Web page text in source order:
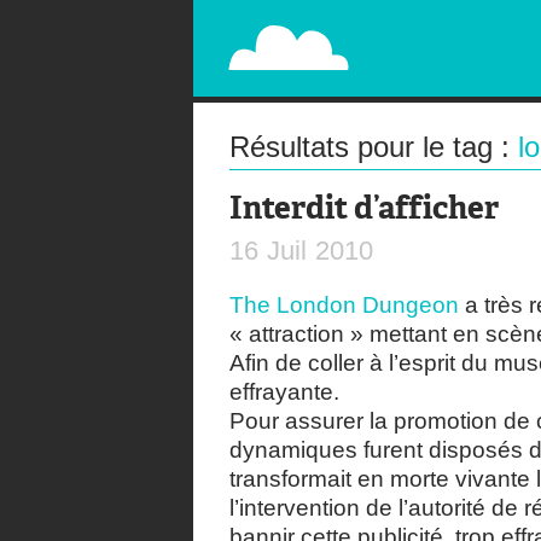
PAPERPLANE
STREET, AMBIENT, GUÉRILLA MARKETING
Résultats pour le tag :
Interdit d’afficher
16 Juil 2010
The London Dungeon a très
« attraction » mettant en
Afin de coller à l’esprit du
effrayante.
Pour assurer la promotion
dynamiques furent disposés
transformait en morte vivante
l’intervention de l’autorité